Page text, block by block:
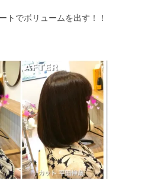
トでボリュームを出す！！